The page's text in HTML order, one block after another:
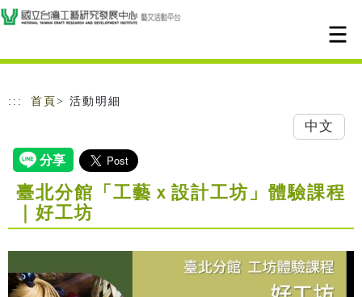
跳到主要內容
網站導覽
::: 首頁 > 活動明細
中文
臺北分館「工藝ｘ設計工坊」體驗課程
｜好工坊